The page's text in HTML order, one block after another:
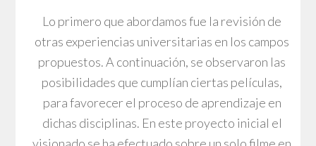
Lo primero que abordamos fue la revisión de
otras experiencias universitarias en los campos
propuestos. A continuación, se observaron las
posibilidades que cumplían ciertas películas,
para favorecer el proceso de aprendizaje en
dichas disciplinas. En este proyecto inicial el